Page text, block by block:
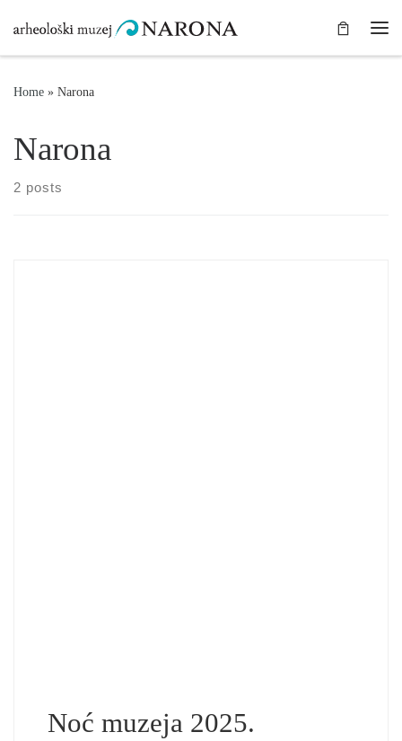
Skip to content
Home » Narona
Narona
2 posts
Noć muzeja 2025.